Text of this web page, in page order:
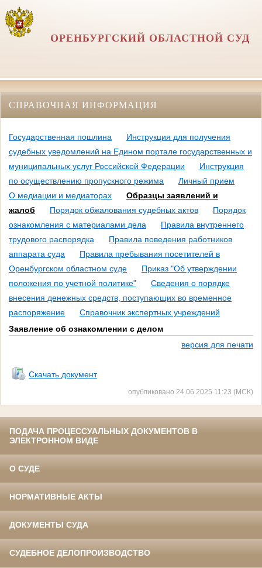
ОРЕНБУРГСКИЙ ОБЛАСТНОЙ СУД
СПРАВОЧНАЯ ИНФОРМАЦИЯ
Государственная пошлина
Инструкция для получения
судебных уведомлений на Едином портале государственных и
муниципальных услуг Российской Федерации
Инструкция
по осуществлению пропускного режима
Личный прием
О медиации и медиаторах
Образцы заявлений и
жалоб
Порядок обжалования судебных актов
Порядок
ознакомления с материалами дела
Правила внутреннего
трудового распорядка
Правила поведения работников
аппарата суда
Правила пребывания посетителей в
Оренбургском областном суде
Приказ "Об утверждении
положения по учетной политике"
Сведения о порядке
внесения денежных средств, поступающих во временное
распоряжение
Справочник экспертных учреждений
Заявление об ознакомлении с делом
версия для печати
Скачать документ
опубликовано 24.06.2025 11:23 (МСК)
ПОДАЧА ПРОЦЕССУАЛЬНЫХ ДОКУМЕНТОВ В
ЭЛЕКТРОННОМ ВИДЕ
О СУДЕ
НОРМАТИВНЫЕ АКТЫ
ДОКУМЕНТЫ СУДА
СУДЕБНОЕ ДЕЛОПРОИЗВОДСТВО